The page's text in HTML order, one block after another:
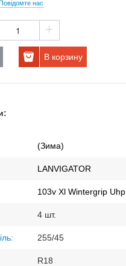
нас
В корзину
(Зима)
LANVIGATOR
103v Xl Wintergrip Uhp
4 шт.
255/45
R18